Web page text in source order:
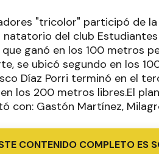
"tricolor" participó de
del club
ganó en los 100 metros
se ubicó segundo en los
Díaz Porri terminó en el
los 200 metros libres.El
con: Gastón Martínez,
CONTENIDO COMPLETO ES